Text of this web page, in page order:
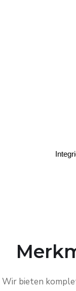
Wir bieten